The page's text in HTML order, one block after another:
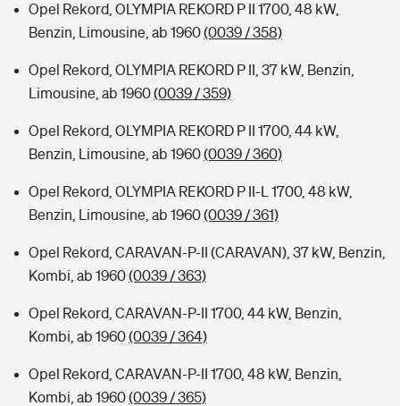
Opel Rekord, OLYMPIA REKORD P II 1700, 48 kW,
Benzin, Limousine, ab 1960(0039 / 358)
Opel Rekord, OLYMPIA REKORD P II, 37 kW, Benzin,
Limousine, ab 1960(0039 / 359)
Opel Rekord, OLYMPIA REKORD P II 1700, 44 kW,
Benzin, Limousine, ab 1960(0039 / 360)
Opel Rekord, OLYMPIA REKORD P II-L 1700, 48 kW,
Benzin, Limousine, ab 1960(0039 / 361)
Opel Rekord, CARAVAN-P-II (CARAVAN), 37 kW, Benzin,
Kombi, ab 1960(0039 / 363)
Opel Rekord, CARAVAN-P-II 1700, 44 kW, Benzin,
Kombi, ab 1960(0039 / 364)
Opel Rekord, CARAVAN-P-II 1700, 48 kW, Benzin,
Kombi, ab 1960(0039 / 365)